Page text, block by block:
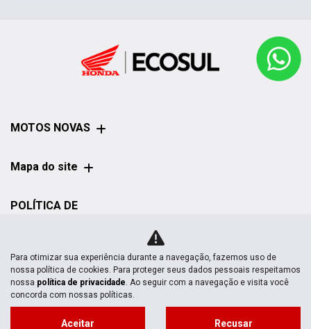
MOTOS NOVAS
Mapa do site
POLÍTICA DE
No trânsito, enxergar o outro salva
Para otimizar sua experiência durante a navegação, fazemos uso de
nossa política de cookies. Para proteger seus dados pessoais respeitamos
nossa política de privacidade. Ao seguir com a navegação e visita você
concorda com nossas políticas.
Aceitar Recusar